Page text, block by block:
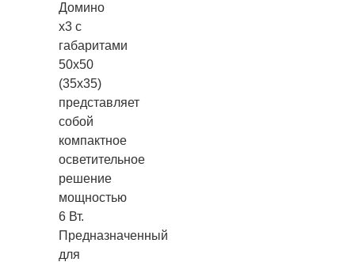
Домино
х3 с
габаритами
50х50
(35х35)
представляет
собой
компактное
осветительное
решение
мощностью
6 Вт.
Предназначенный
для